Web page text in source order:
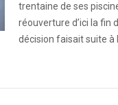
trentaine de ses
réouverture d’ici la fin
décision faisait suite à